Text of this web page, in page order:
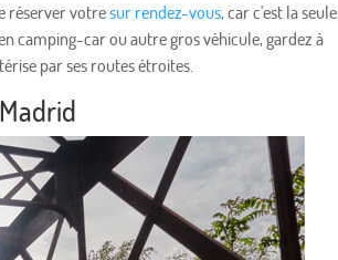
réserver votresur rendez-vous, car c'est la seule
camping-car ou autre gros véhicule, gardez à
par ses routes étroites.